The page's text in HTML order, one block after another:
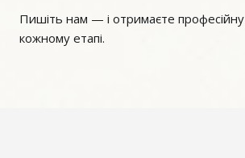
Пишіть нам — і отримаєте професійну
кожному етапі.